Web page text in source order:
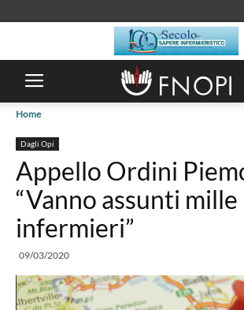
Home
Dagli Opi
Appello Ordini
“Vanno assunti mille
infermieri”
09/03/2020